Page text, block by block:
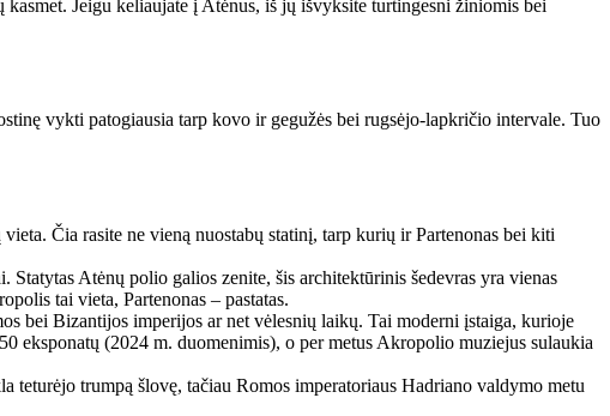
Jeigu keliaujate į Atėnus, iš jų išvyksite turtingesni žiniomis bei
vykti patogiausia tarp kovo ir gegužės bei rugsėjo-lapkričio intervale. Tuo
Čia rasite ne vieną nuostabų statinį, tarp kurių ir Partenonas bei kiti
Atėnų polio galios zenite, šis architektūrinis šedevras yra vienas
tai vieta, Partenonas – pastatas.
bei Bizantijos imperijos ar net vėlesnių laikų. Tai moderni įstaiga, kurioje
eksponatų (2024 m. duomenimis), o per metus Akropolio muziejus sulaukia
trumpą šlovę, tačiau Romos imperatoriaus Hadriano valdymo metu